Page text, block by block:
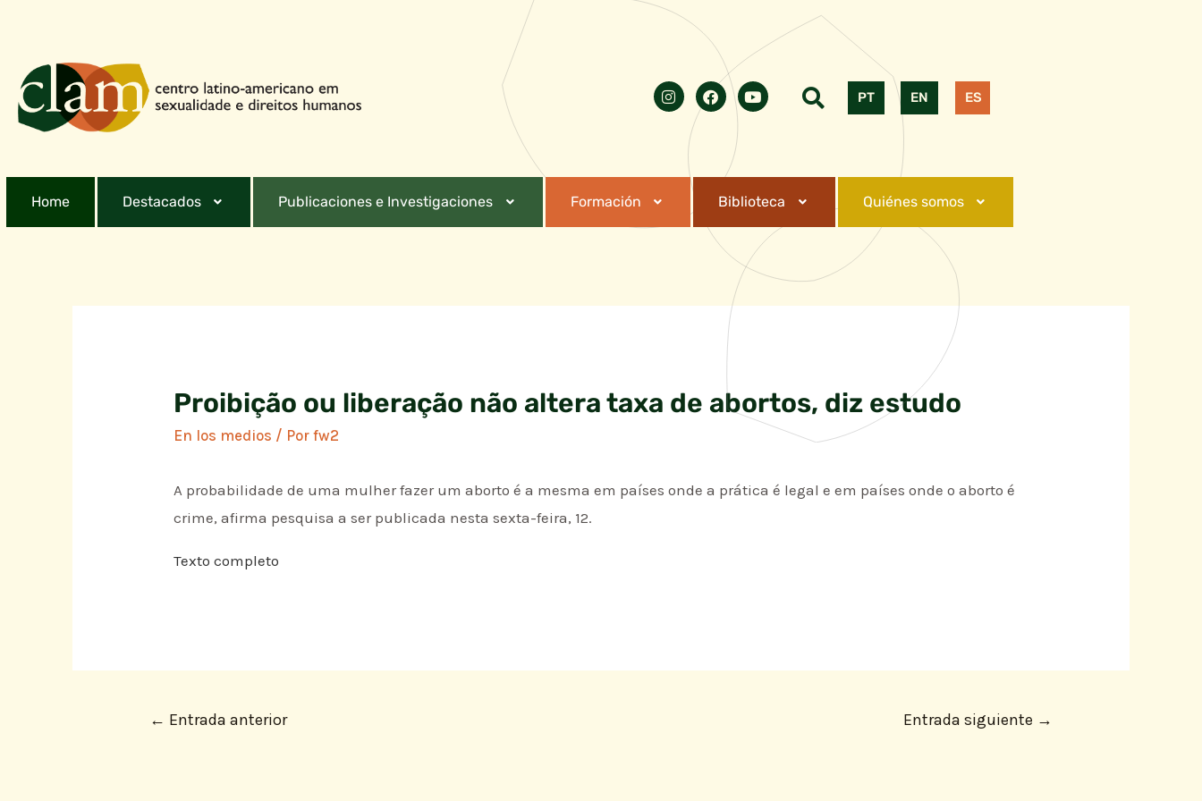
PT EN ES
Home Destacados Publicaciones e Investigaciones Formación Biblioteca Quiénes somos
Proibição ou liberação não altera taxa de abortos, diz estudo
En los medios / Porfw2
A probabilidade de uma mulher fazer um aborto é a mesma em países onde a prática é legal e em países onde o aborto é
crime, afirma pesquisa a ser publicada nesta sexta-feira, 12.
Texto completo
← Entrada anterior Entrada siguiente →